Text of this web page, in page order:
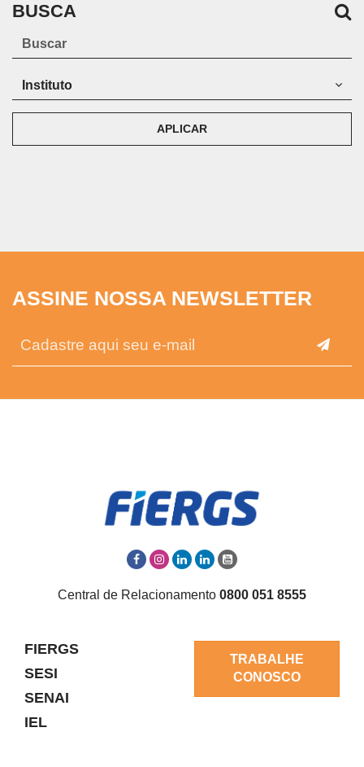
BUSCA
APLICAR
ASSINE NOSSA NEWSLETTER
Central de Relacionamento 0800 051 8555
FIERGS
SESI
SENAI
IEL
TRABALHE
CONOSCO